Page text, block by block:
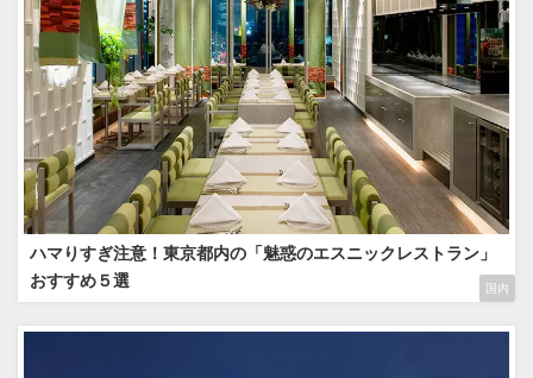
国内
ハマりすぎ注意！東京都内の「魅惑のエスニックレストラン」
おすすめ５選